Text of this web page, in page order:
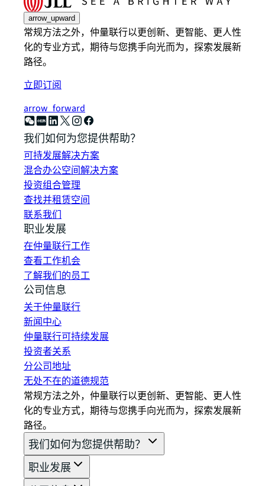
arrow_upward
常规方法之外，仲量联行以更创新、更智能、更人性
化的专业方式，期待与您携手向光而为，探索发展新
路径。
立即订阅
arrow_forward
我们如何为您提供帮助？
可持发展解决方案
混合办公空间解决方案
投资组合管理
查找并租赁空间
联系我们
职业发展
在仲量联行工作
查看工作机会
了解我们的员工
公司信息
关于仲量联行
新闻中心
仲量联行可持续发展
投资者关系
分公司地址
无处不在的道德规范
常规方法之外，仲量联行以更创新、更智能、更人性
化的专业方式，期待与您携手向光而为，探索发展新
路径。
我们如何为您提供帮助？
职业发展